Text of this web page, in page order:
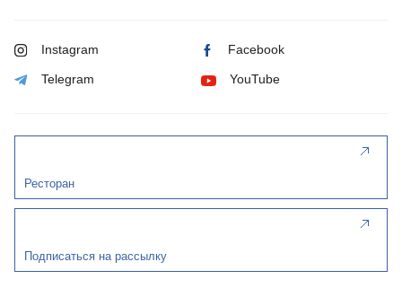
Instagram Facebook
Telegram YouTube
Ресторан
Подписаться на рассылку